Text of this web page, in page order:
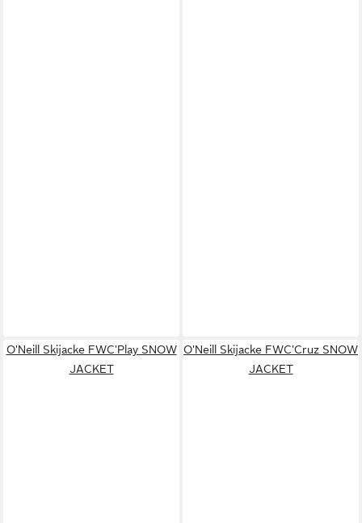
O'Neill Skijacke FWC'Play SNOW
JACKET
O'Neill Skijacke FWC'Cruz SNOW
JACKET